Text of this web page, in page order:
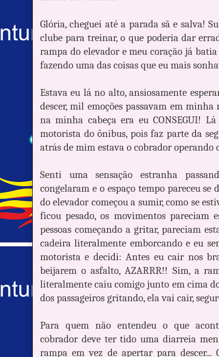
Glória, cheguei até a parada sã e salva!
clube para treinar, o que poderia dar
rampa do elevador e meu coração já
fazendo uma das coisas que eu mais
Estava eu lá no alto, ansiosamente
descer, mil emoções passavam em
na minha cabeça era eu CONSEGUI!
motorista do ônibus, pois faz parte da
atrás de mim estava o cobrador operando
Senti uma sensação estranha
congelaram e o espaço tempo pareceu
do elevador começou a sumir, como se
ficou pesado, os movimentos pareciam
pessoas começando a gritar, pareciam
cadeira literalmente emborcando e eu
motorista e decidi: Antes eu cair nos
beijarem o asfalto, AZARRR!! Sim, a
literalmente caiu comigo junto em cima
dos passageiros gritando, ela vai cair,
Para quem não entendeu o que
cobrador deve ter tido uma diarreia
rampa em vez de apertar para